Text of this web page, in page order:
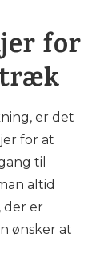
for
er det
for at
til
altid
der er
ønsker at